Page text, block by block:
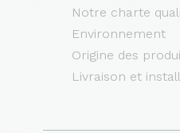
Notre charte
Environnement
Origine des
Livraison et